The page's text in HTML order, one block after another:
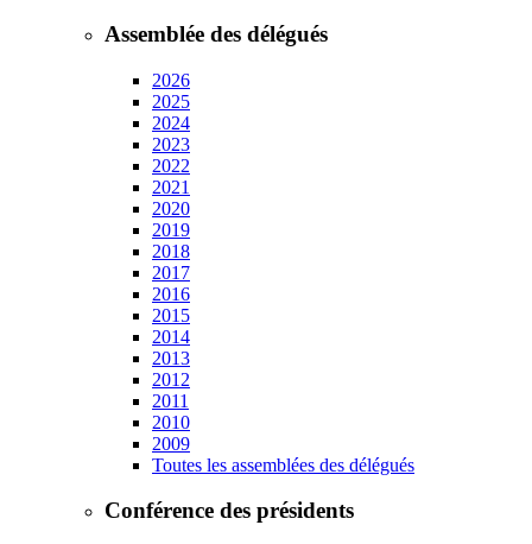
Assemblée des délégués
2026
2025
2024
2023
2022
2021
2020
2019
2018
2017
2016
2015
2014
2013
2012
2011
2010
2009
Toutes les assemblées des délégués
Conférence des présidents